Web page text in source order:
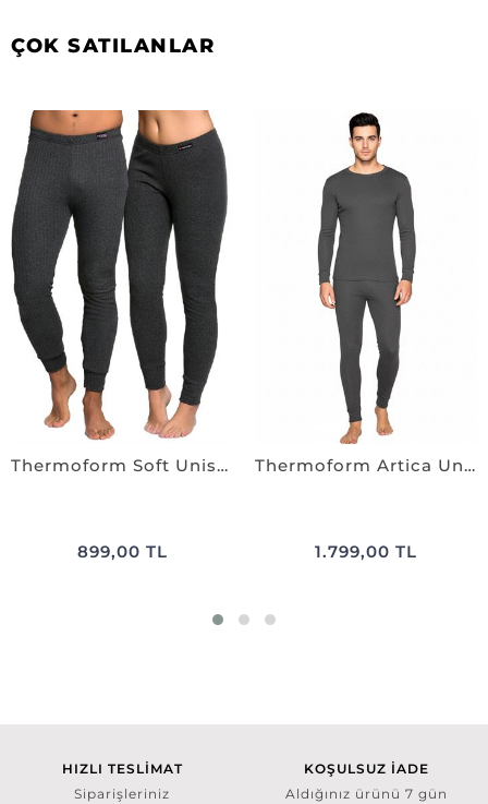
ÇOK SATILANLAR
Thermoform Soft Unisex Termal Alt İçlik ANTRASiT
899,00 TL
Thermoform Artica Unisex Termal İçlik Set ANTRASiT
1.799,00 TL
HIZLI TESLİMAT
Siparişleriniz
KOŞULSUZ İADE
Aldığınız ürünü 7 gün